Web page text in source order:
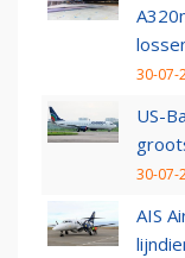
30-07-
US-
30-07-
AIS